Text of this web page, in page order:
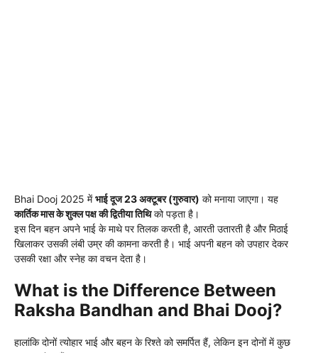
Bhai Dooj 2025 मेंभाई दूज 23 अक्टूबर (गुरुवार) को मनाया जाएगा। यह
कार्तिक मास के शुक्ल पक्ष की द्वितीया तिथिको पड़ता है।
इस दिन बहन अपने भाई के माथे पर तिलक करती है, आरती उतारती है और मिठाई
खिलाकर उसकी लंबी उम्र की कामना करती है। भाई अपनी बहन को उपहार देकर
उसकी रक्षा और स्नेह का वचन देता है।
What is the Difference Between
Raksha Bandhan and Bhai Dooj?
हालांकि दोनों त्योहार भाई और बहन के रिश्ते को समर्पित हैं, लेकिन इन दोनों में कुछ